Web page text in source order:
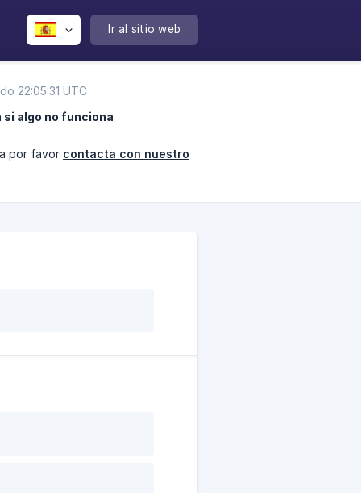
Ir al sitio web
22:05:31 UTC
algo no funciona
por favor contacta con nuestro